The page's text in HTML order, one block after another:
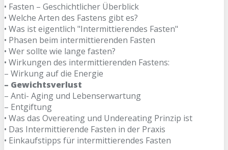
• Fasten – Geschichtlicher Überblick
• Welche Arten des Fastens gibt es?
• Was ist eigentlich "Intermittierendes Fasten"
• Phasen beim intermittierenden Fasten
• Wer sollte wie lange fasten?
• Wirkungen des intermittierenden Fastens:
– Wirkung auf die Energie
– Gewichtsverlust
– Anti- Aging und Lebenserwartung
– Entgiftung
• Was das Overeating und Undereating Prinzip ist
• Das Intermittierende Fasten in der Praxis
• Einkaufstipps für intermittierendes Fasten